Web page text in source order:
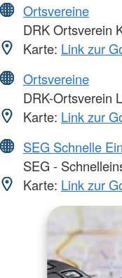
Ortsvereine
DRK Ortsverein
Karte: Link zur
Ortsvereine
DRK-Ortsverein
Karte: Link zur
SEG Schnelle
SEG -
Karte: Link zur